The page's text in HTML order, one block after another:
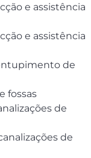
e assistência
e assistência
de
fossas
de
de